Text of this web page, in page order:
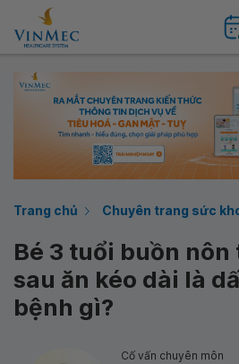
Trang chủ Chuyên trang sức
Bé 3 tuổi buồn nôn
sau ăn kéo dài là
bệnh gì?
Cố vấn chuyên môn